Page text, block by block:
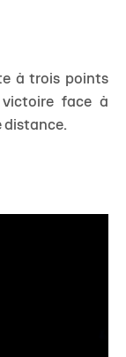
à trois points
face à
distance.